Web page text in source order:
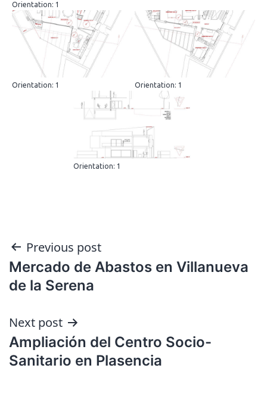
Orientation: 1
Orientation: 1 Orientation: 1
Orientation: 1
Post
navigation
Previous post
Mercado de Abastos en Villanueva
de la Serena
Next post
Ampliación del Centro Socio-
Sanitario en Plasencia